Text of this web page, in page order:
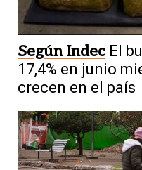
Según Indec El
17,4% en junio
crecen en el país